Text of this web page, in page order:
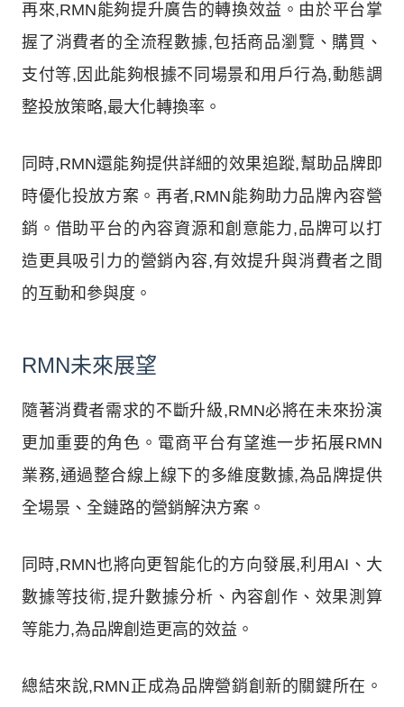
再來,RMN能夠提升廣告的轉換效益。由於平台掌
握了消費者的全流程數據,包括商品瀏覽、購買、
支付等,因此能夠根據不同場景和用戶行為,動態調
整投放策略,最大化轉換率。
同時,RMN還能夠提供詳細的效果追蹤,幫助品牌即
時優化投放方案。再者,RMN能夠助力品牌內容營
銷。借助平台的內容資源和創意能力,品牌可以打
造更具吸引力的營銷內容,有效提升與消費者之間
的互動和參與度。
RMN未來展望
隨著消費者需求的不斷升級,RMN必將在未來扮演
更加重要的角色。電商平台有望進一步拓展RMN
業務,通過整合線上線下的多維度數據,為品牌提供
全場景、全鏈路的營銷解決方案。
同時,RMN也將向更智能化的方向發展,利用AI、大
數據等技術,提升數據分析、內容創作、效果測算
等能力,為品牌創造更高的效益。
總結來說,RMN正成為品牌營銷創新的關鍵所在。